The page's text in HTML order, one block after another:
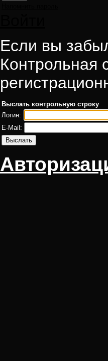
Если вы
Контрольная
Выслать контрольную строку
Логин:
E-Mail: